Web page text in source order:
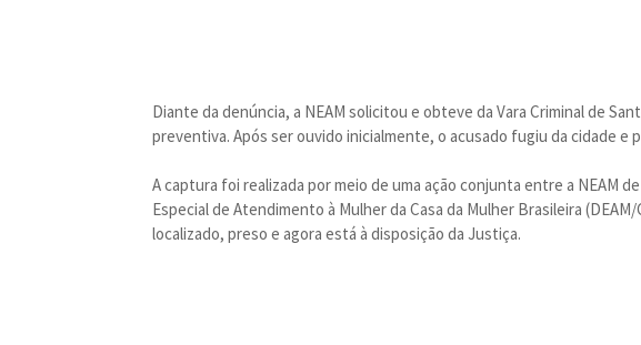
Diante da denúncia, a NEAM solicitou e obteve da Vara Criminal de
preventiva. Após ser ouvido inicialmente, o acusado fugiu da cidade e
A captura foi realizada por meio de uma ação conjunta entre a NEAM
Especial de Atendimento à Mulher da Casa da Mulher Brasileira
localizado, preso e agora está à disposição da Justiça.